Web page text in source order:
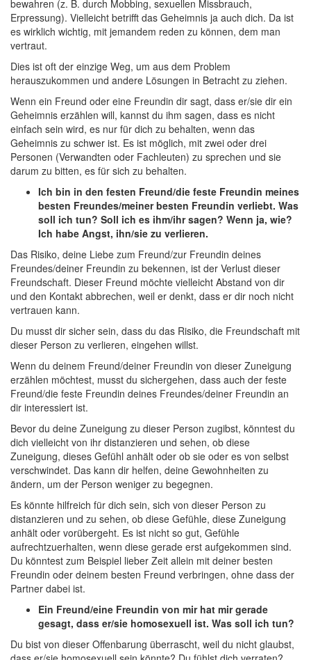
bewahren (z. B. durch Mobbing, sexuellen Missbrauch,
Erpressung). Vielleicht betrifft das Geheimnis ja auch dich. Da ist
es wirklich wichtig, mit jemandem reden zu können, dem man
vertraut.
Dies ist oft der einzige Weg, um aus dem Problem
herauszukommen und andere Lösungen in Betracht zu ziehen.
Wenn ein Freund oder eine Freundin dir sagt, dass er/sie dir ein
Geheimnis erzählen will, kannst du ihm sagen, dass es nicht
einfach sein wird, es nur für dich zu behalten, wenn das
Geheimnis zu schwer ist. Es ist möglich, mit zwei oder drei
Personen (Verwandten oder Fachleuten) zu sprechen und sie
darum zu bitten, es für sich zu behalten.
Ich bin in den festen Freund/die feste Freundin meines
besten Freundes/meiner besten Freundin verliebt. Was
soll ich tun? Soll ich es ihm/ihr sagen? Wenn ja, wie?
Ich habe Angst, ihn/sie zu verlieren.
Das Risiko, deine Liebe zum Freund/zur Freundin deines
Freundes/deiner Freundin zu bekennen, ist der Verlust dieser
Freundschaft. Dieser Freund möchte vielleicht Abstand von dir
und den Kontakt abbrechen, weil er denkt, dass er dir noch nicht
vertrauen kann.
Du musst dir sicher sein, dass du das Risiko, die Freundschaft mit
dieser Person zu verlieren, eingehen willst.
Wenn du deinem Freund/deiner Freundin von dieser Zuneigung
erzählen möchtest, musst du sichergehen, dass auch der feste
Freund/die feste Freundin deines Freundes/deiner Freundin an
dir interessiert ist.
Bevor du deine Zuneigung zu dieser Person zugibst, könntest du
dich vielleicht von ihr distanzieren und sehen, ob diese
Zuneigung, dieses Gefühl anhält oder ob sie oder es von selbst
verschwindet. Das kann dir helfen, deine Gewohnheiten zu
ändern, um der Person weniger zu begegnen.
Es könnte hilfreich für dich sein, sich von dieser Person zu
distanzieren und zu sehen, ob diese Gefühle, diese Zuneigung
anhält oder vorübergeht. Es ist nicht so gut, Gefühle
aufrechtzuerhalten, wenn diese gerade erst aufgekommen sind.
Du könntest zum Beispiel lieber Zeit allein mit deiner besten
Freundin oder deinem besten Freund verbringen, ohne dass der
Partner dabei ist.
Ein Freund/eine Freundin von mir hat mir gerade
gesagt, dass er/sie homosexuell ist. Was soll ich tun?
Du bist von dieser Offenbarung überrascht, weil du nicht glaubst,